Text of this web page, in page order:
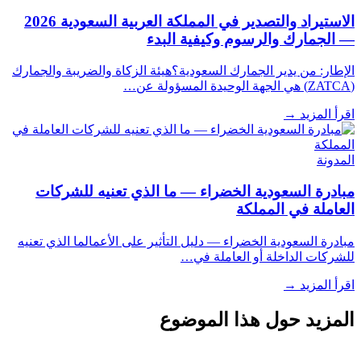
الاستيراد والتصدير في المملكة العربية السعودية 2026
— الجمارك والرسوم وكيفية البدء
الإطار: من يدير الجمارك السعودية؟هيئة الزكاة والضريبة والجمارك
(ZATCA) هي الجهة الوحيدة المسؤولة عن…
اقرأ المزيد →
المدونة
مبادرة السعودية الخضراء — ما الذي تعنيه للشركات
العاملة في المملكة
مبادرة السعودية الخضراء — دليل التأثير على الأعمالما الذي تعنيه
للشركات الداخلة أو العاملة في…
اقرأ المزيد →
المزيد حول هذا الموضوع